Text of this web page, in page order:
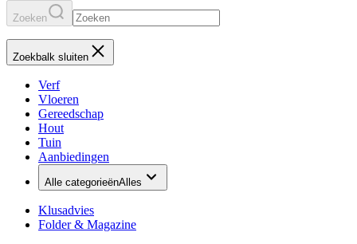
Zoeken
Zoekbalk sluiten
Verf
Vloeren
Gereedschap
Hout
Tuin
Aanbiedingen
Alle categorieënAlles
Klusadvies
Folder & Magazine